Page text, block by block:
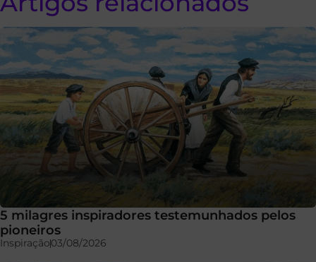
5 milagres inspiradores testemunhados pelos
pioneiros
Inspiração03/08/2026